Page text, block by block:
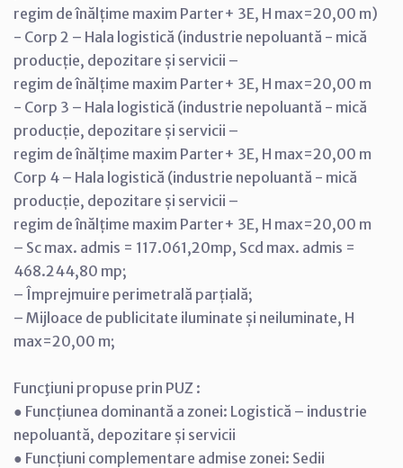
regim de înălțime maxim Parter+ 3E, H max=20,00 m)
- Corp 2 – Hala logistică (industrie nepoluantă - mică
producție, depozitare și servicii –
regim de înălțime maxim Parter+ 3E, H max=20,00 m
- Corp 3 – Hala logistică (industrie nepoluantă - mică
producție, depozitare și servicii –
regim de înălțime maxim Parter+ 3E, H max=20,00 m
Corp 4 – Hala logistică (industrie nepoluantă - mică
producție, depozitare și servicii –
regim de înălțime maxim Parter+ 3E, H max=20,00 m
– Sc max. admis = 117.061,20mp, Scd max. admis =
468.244,80 mp;
– Împrejmuire perimetrală parțială;
– Mijloace de publicitate iluminate și neiluminate, H
max=20,00 m;
Funcţiuni propuse prin PUZ :
● Funcțiunea dominantă a zonei: Logistică – industrie
nepoluantă, depozitare și servicii
● Funcțiuni complementare admise zonei: Sedii